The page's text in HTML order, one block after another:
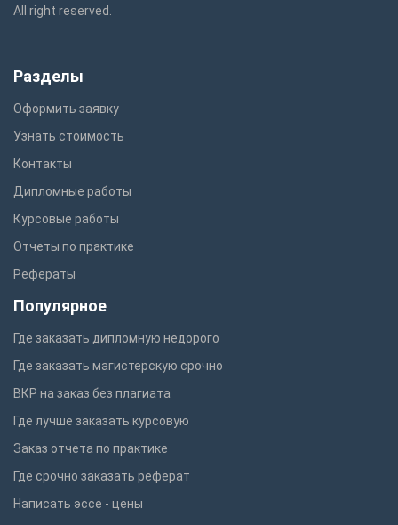
All right reserved.
Разделы
Оформить заявку
Узнать стоимость
Контакты
Дипломные работы
Курсовые работы
Отчеты по практике
Рефераты
Популярное
Где заказать дипломную недорого
Где заказать магистерскую срочно
ВКР на заказ без плагиата
Где лучше заказать курсовую
Заказ отчета по практике
Где срочно заказать реферат
Написать эссе - цены